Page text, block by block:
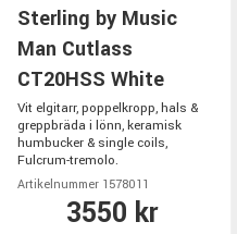
Sterling by Music
Man Cutlass
CT20HSS White
Vit elgitarr, poppelkropp, hals &
greppbräda i lönn, keramisk
humbucker & single coils,
Fulcrum-tremolo.
Artikelnummer 1578011
3550 kr